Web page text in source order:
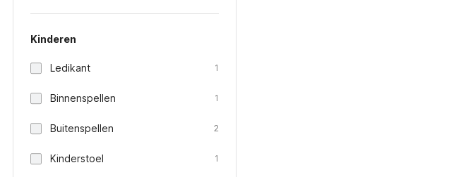
Kinderen
Ledikant 1
Binnenspellen 1
Buitenspellen 2
Kinderstoel 1